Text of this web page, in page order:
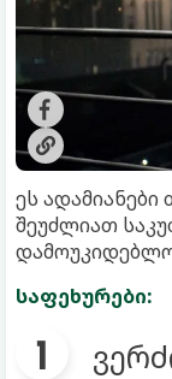
ეს
შეუძლიათ
საფეხურები: